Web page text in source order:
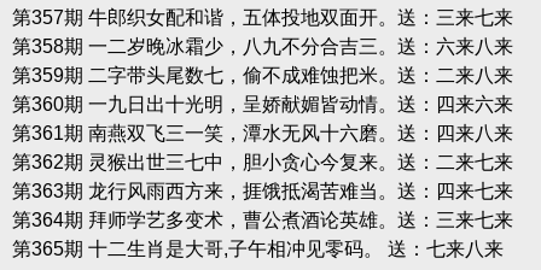
第357期 牛郎织女配和谐，五体投地双面开。送：三来七来
第358期 一二岁晚冰霜少，八九不分合吉三。送：六来八来
第359期 二字带头尾数七，偷不成难蚀把米。送：二来八来
第360期 一九日出十光明，呈娇献媚皆动情。送：四来六来
第361期 南燕双飞三一笑，潭水无风十六磨。送：四来八来
第362期 灵猴出世三七中，胆小贪心今复来。送：二来七来
第363期 龙行风雨西方来，捱饿抵渴苦难当。送：四来七来
第364期 拜师学艺多变术，曹公煮酒论英雄。送：三来七来
第365期 十二生肖是大哥,子午相冲见零码。 送：七来八来